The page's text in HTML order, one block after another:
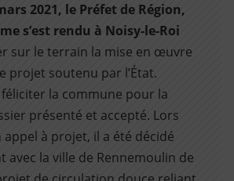
2021, le Préfet de Région,
s’est rendu à Noisy-le-Roi
sur le terrain la mise en œuvre
projet soutenu par l’État.
féliciter la commune pour la
présenté et accepté. Lors
appel à projet, il a été décidé
avec la ville de Rennemoulin de